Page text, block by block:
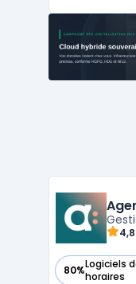
aider les
des
leur productiv
4,8
80%Logiciels
horaires
— voir